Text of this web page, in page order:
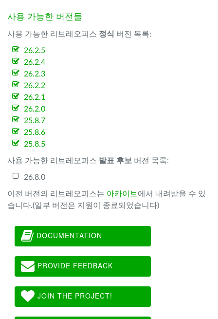
사용 가능한 버전들
사용 가능한 리브레오피스 정식 버전 목록:
26.2.5
26.2.4
26.2.3
26.2.2
26.2.1
26.2.0
25.8.7
25.8.6
25.8.5
사용 가능한 리브레오피스 발표 후보 버전 목록:
26.8.0
이전 버전의 리브레오피스는 아카이브 에서 내려받을 수 있
습니다.(일부 버전은 지원이 종료되었습니다)
DOCUMENTATION
PROVIDE FEEDBACK
JOIN THE PROJECT!